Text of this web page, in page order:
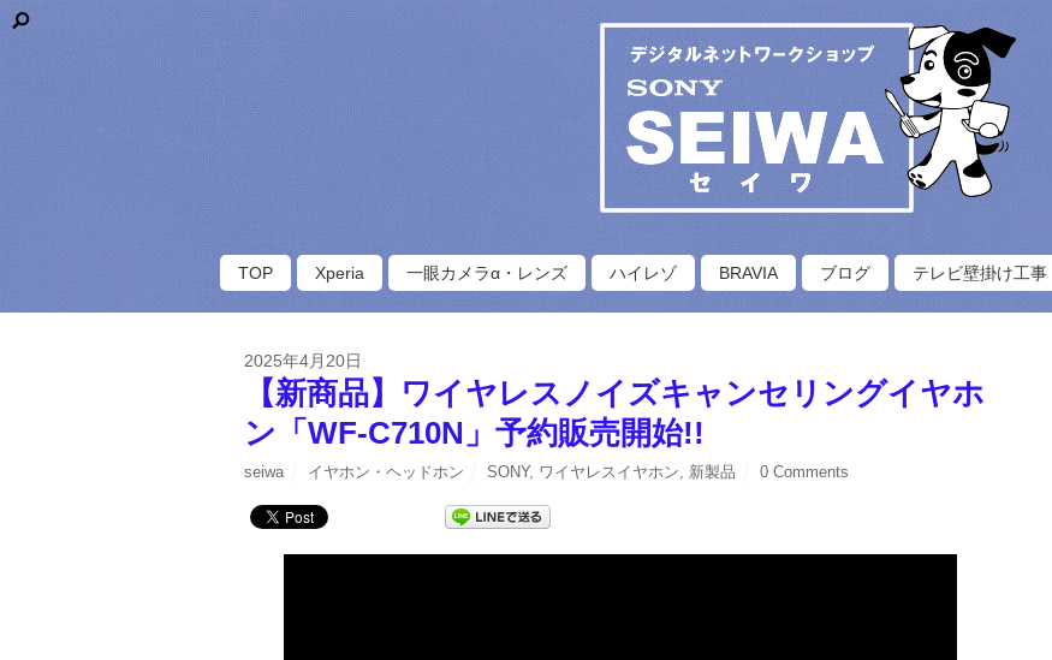
TOP Xperia 一眼カメラα・レンズ ハイレゾ BRAVIA ブログ テレビ壁掛け工事
2025年4月20日
【新商品】ワイヤレスノイズキャンセリングイヤホ
ン「WF-C710N」予約販売開始!!
seiwa イヤホン・ヘッドホン SONY, ワイヤレスイヤホン 新製品 0 Comments